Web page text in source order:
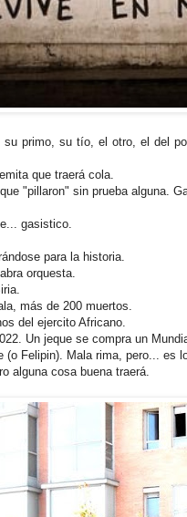
su primo, su tío, el otro, el del
que traerá cola.
"pillaron" sin prueba alguna.
gasistico.
para la historia.
orquesta.
más de 200 muertos.
del ejercito Africano.
Un jeque se compra un
(o Felipin). Mala rima, pero... es
alguna cosa buena traerá.